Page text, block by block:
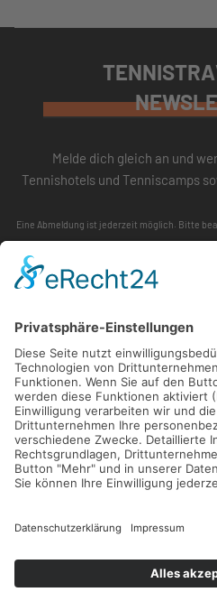
Melde dich gleich an und
Tennishotels und Tenniscamps
Eine Abmeldung ist jederzeit möglich. Bitte
ABONNIEREN